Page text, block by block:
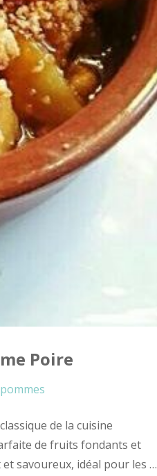
Poire
pommes
de la cuisine
de fruits fondants et
savoureux, idéal pour les …